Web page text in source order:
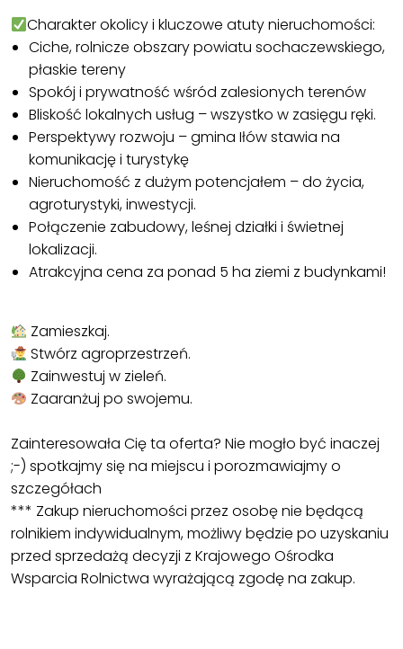
Charakter okolicy i kluczowe atuty nieruchomości:
Ciche, rolnicze obszary powiatu sochaczewskiego,
płaskie tereny
Spokój i prywatność wśród zalesionych terenów
Bliskość lokalnych usług – wszystko w zasięgu ręki.
Perspektywy rozwoju – gmina Iłów stawia na
komunikację i turystykę
Nieruchomość z dużym potencjałem – do życia,
agroturystyki, inwestycji.
Połączenie zabudowy, leśnej działki i świetnej
lokalizacji.
Atrakcyjna cena za ponad 5 ha ziemi z budynkami!
Zamieszkaj.
Stwórz agroprzestrzeń.
Zainwestuj w zieleń.
Zaaranżuj po swojemu.
Zainteresowała Cię ta oferta? Nie mogło być inaczej
;-) spotkajmy się na miejscu i porozmawiajmy o
szczegółach
*** Zakup nieruchomości przez osobę nie będącą
rolnikiem indywidualnym, możliwy będzie po uzyskaniu
przed sprzedażą decyzji z Krajowego Ośrodka
Wsparcia Rolnictwa wyrażającą zgodę na zakup.